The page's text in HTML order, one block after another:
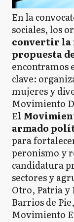
En la
sociales, los
convertir la
propuesta
encontramos
clave:
mujeres y
Movimiento
El
armado
para
peronismo y
candidatura
sectores y
Otro, Patria
Barrios de
Movimiento